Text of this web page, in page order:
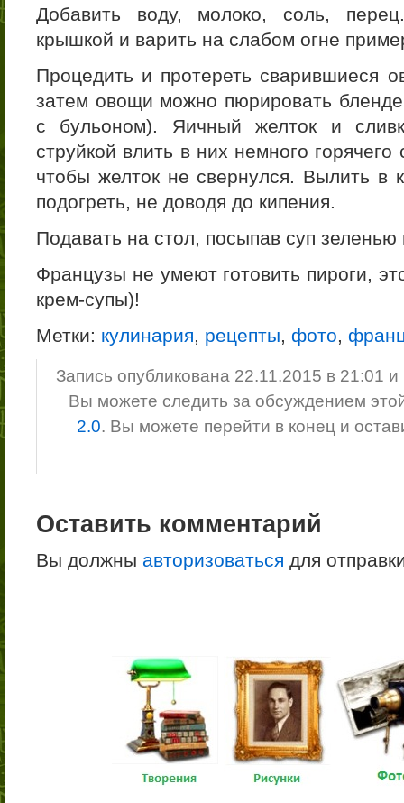
Добавить воду, молоко, соль,
крышкой и варить на слабом огне
Процедить и протереть сварившиеся
затем овощи можно пюрировать
с бульоном). Яичный желток и
струйкой влить в них немного
чтобы желток не свернулся. Вылить в
подогреть, не доводя до кипения.
Подавать на стол, посыпав суп зеленью
Французы не умеют готовить пироги,
крем-супы)!
Метки: кулинария, рецепты, фото,
Запись опубликована 22.11.2015 в 21:01
Вы можете следить за обсуждением
2.0. Вы можете перейти в конец и
Оставить комментарий
Вы должны авторизоваться для